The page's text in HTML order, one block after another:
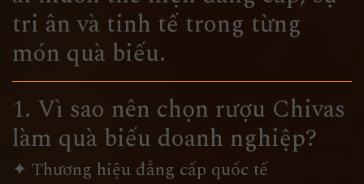
tri ân và tinh tế trong từng
món quà biếu.
1. Vì sao nên chọn rượu Chivas
làm quà biếu doanh nghiệp?
✦ Thương hiệu đẳng cấp quốc tế